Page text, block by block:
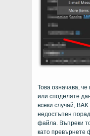
Това означава,
или споделяте
всеки случай,
недостъпен
файла. Въпреки
като превърнете